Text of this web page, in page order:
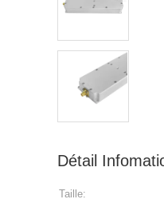
Détail
Taille: